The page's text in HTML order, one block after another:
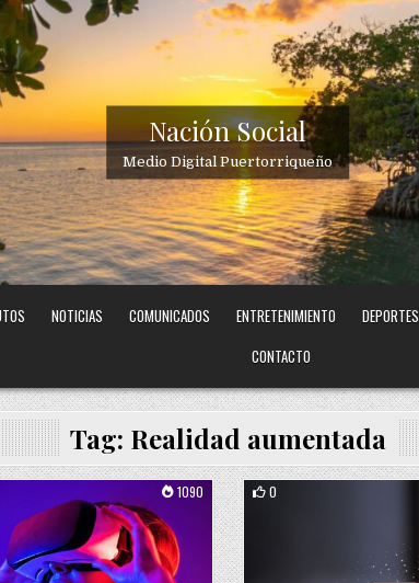
Nación Social
Medio Digital Puertorriqueño
NOTICIAS COMUNICADOS ENTRETENIMIENTO DEPORTES
CONTACTO
Tag: Realidad aumentada
1090 0